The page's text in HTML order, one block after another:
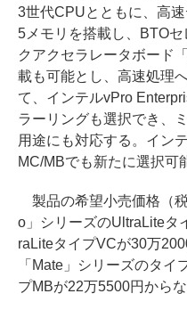
3世代CPUとともに、高
5メモリを搭載し、BTO
クアクセラレータボード
載も可能とし、高速処理
て、インテルvPro
ラーリングも選択でき、
用途にも対応する。イン
MC/MBでも新たに選択可
製品の希望小売価格（
o」シリーズのUltraLiteタ
raLiteタイプVCが30万
「Mate」シリーズのタイ
プMBが22万5500円からな